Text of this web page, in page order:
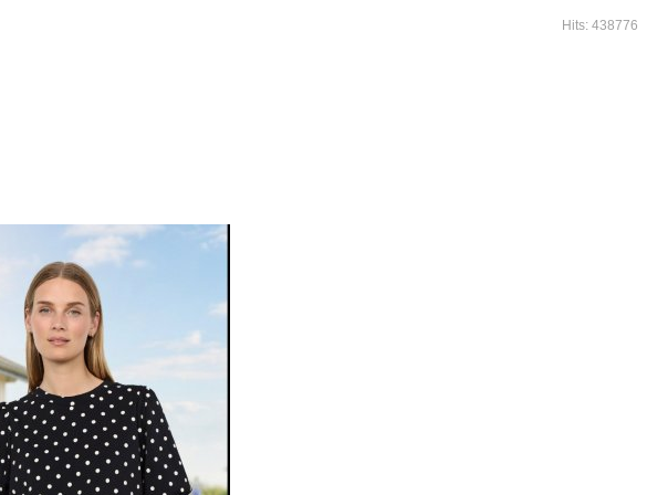
Hits: 438776